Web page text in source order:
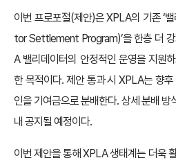
이번 프로포절(제안)은 XPLA의 기존 ‘
tor Settlement Program)’을 한층 더
A 밸리데이터의 안정적인 운영을 지원
한 목적이다. 제안 통과 시 XPLA는 향
인을 기여금으로 분배한다. 상세 분배 방
내 공지될 예정이다.
이번 제안을 통해 XPLA 생태계는 더욱